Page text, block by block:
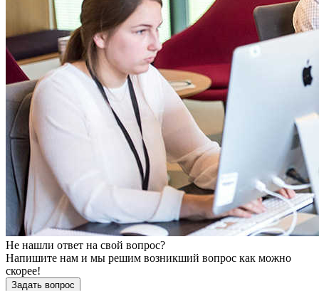
Не нашли ответ на свой вопрос?
Напишите нам и мы решим возникший вопрос как можно
скорее!
Задать вопрос